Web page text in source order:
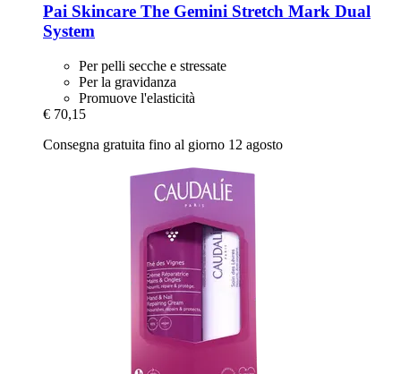
Pai Skincare The Gemini Stretch Mark Dual
System
Per pelli secche e stressate
Per la gravidanza
Promuove l'elasticità
€ 70,15
Consegna gratuita fino al giorno 12 agosto